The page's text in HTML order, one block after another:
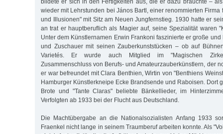
wieder mit Lehrstunden bei János Bartl, einer renommierten Firma
und Illusionen" mit Sitz am Neuen Jungfernstieg. 1930 hatte er
an trat er hauptberuflich als Magier auf, seine Spezialität waren
Unter dem Künstlernamen Erwin Frankoni faszinierte er große
und Zuschauer mit seinen Zauberkunststücken – ob auf
Varietés. Er wurde auch Mitglied im "Magischen
Zusammenschluss von Berufs- und Amateurzauberkünstlern, der
er war befreundet mit Clara Benthien, Wirtin von "Benthiens
Hamburger Künstlerkneipe Ecke Brandsende und Raboisen. Dort
Brote und "Tante Claras" beliebte Bänkellieder, im
Verfolgten ab 1933 bei der Flucht aus Deutschland.
Die Machtübergabe an die Nationalsozialisten Anfang 1933
Fraenkel nicht lange in seinem Traumberuf arbeiten konnte. Als